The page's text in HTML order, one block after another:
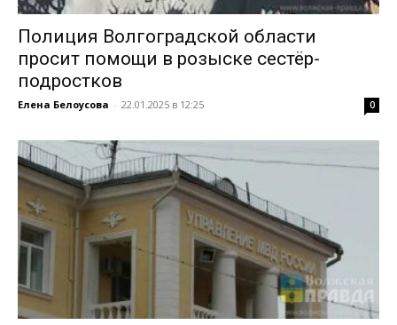
Полиция Волгоградской области
просит помощи в розыске сестёр-
подростков
Елена Белоусова - 22.01.2025 в 12:25 0